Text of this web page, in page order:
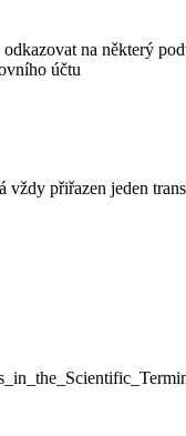
na některý
účtu
přiřazen jeden